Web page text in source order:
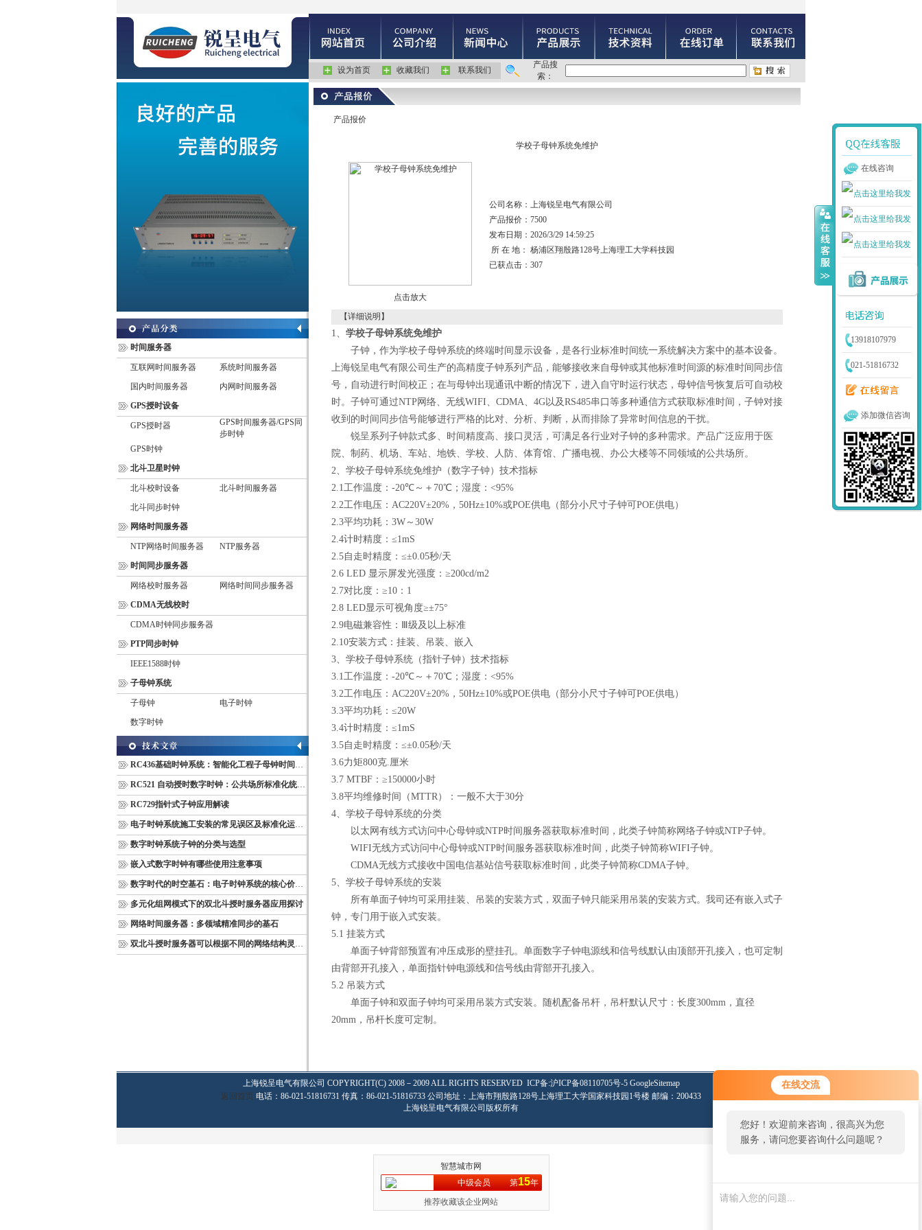
在线交流
您好！欢迎前来咨询，很高兴为您
服务，请问您要咨询什么问题呢？
设为首页 收藏我们 联系我们
产品搜
索：
时间服务器
互联网时间服务器
系统时间服务器
国内时间服务器
内网时间服务器
GPS授时设备
GPS授时器
GPS时间服务器/GPS同
步时钟
GPS时钟
北斗卫星时钟
北斗校时设备
北斗时间服务器
北斗同步时钟
网络时间服务器
NTP网络时间服务器
NTP服务器
时间同步服务器
网络校时服务器
网络时间同步服务器
CDMA无线校时
CDMA时钟同步服务器
PTP同步时钟
IEEE1588时钟
子母钟系统
子母钟
电子时钟
数字时钟
RC436基础时钟系统：智能化工程子母钟时间同步配套设备
RC521 自动授时数字时钟：公共场所标准化统一计时终端
RC729指针式子钟应用解读
电子时钟系统施工安装的常见误区及标准化运维管理规范
数字时钟系统子钟的分类与选型
嵌入式数字时钟有哪些使用注意事项
数字时代的时空基石：电子时钟系统的核心价值与多维意义
多元化组网模式下的双北斗授时服务器应用探讨
网络时间服务器：多领域精准同步的基石
双北斗授时服务器可以根据不同的网络结构灵活部署
产品报价
学校子母钟系统免维护
点击放大
公司名称： 上海锐呈电气有限公司
产品报价： 7500
发布日期： 2026/3/29 14:59:25
所 在 地： 杨浦区翔殷路128号上海理工大学科技园
已获点击： 307
【详细说明】
1、 学校子母钟系统免维护
子钟，作为学校子母钟系统的终端时间显示设备，是各行业标准时间统一系统解决方案中的基本设备。
上海锐呈电气有限公司生产的高精度子钟系列产品，能够接收来自母钟或其他标准时间源的标准时间同步信
号，自动进行时间校正；在与母钟出现通讯中断的情况下，进入自守时运行状态，母钟信号恢复后可自动校
时。子钟可通过NTP网络、无线WIFI、 CDMA、 4G以及RS485串口等多种通信方式获取标准时间，子钟对接
收到的时间同步信号能够进行严格的比对、分析、判断，从而排除了异常时间信息的干扰。
锐呈系列子钟款式多、时间精度高、接口灵活，可满足各行业对子钟的多种需求。产品广泛应用于医
院、制药、机场、车站、地铁、学校、人防、体育馆、广播电视、办公大楼等不同领域的公共场所。
2、学校子母钟系统免维护 （数字子钟） 技术指标
2.1工作温度： -20℃～＋ 70℃；湿度： <95%
2.2工作电压： AC220V±20% ， 50Hz±10%或POE供电（部分小尺寸子钟可POE供电）
2.3平均功耗： 3W ～ 30W
2.4计时精度： ≤1mS
2.5自走时精度：≤±0.05秒/天
2.6 LED 显示屏发光强度： ≥200cd/m2
2.7对比度： ≥10 ： 1
2.8 LED显示可视角度≥±75°
2.9电磁兼容性：Ⅲ级及以上标准
2.10安装方式：挂装、吊装、嵌入
3、学校子母钟系统（指针子钟） 技术指标
3.1工作温度： -20℃～＋ 70℃；湿度： <95%
3.2工作电压： AC220V±20% ， 50Hz±10%或POE供电（部分小尺寸子钟可POE供电）
3.3平均功耗：≤20W
3.4计时精度： ≤1mS
3.5自走时精度： ≤±0.05秒/天
3.6力矩800克.厘米
3.7 MTBF ： ≥150000小时
3.8平均维修时间（MTTR）：一般不大于30分
4、学校子母钟系统的分类
以太网有线方式访问中心母钟或NTP时间服务器获取标准时间，此类子钟简称网络子钟或NTP子钟。
WIFI无线方式访问中心母钟或NTP时间服务器获取标准时间，此类子钟简称WIFI子钟。
CDMA无线方式接收中国电信基站信号获取标准时间，此类子钟简称CDMA子钟。
5、学校子母钟系统的安装
所有单面子钟均可采用挂装、吊装的安装方式，双面子钟只能采用 吊装的安装方式。我司还有嵌入式子
钟，专门用于嵌入式安装。
5.1 挂装方式
单面子钟背部预置有冲压成形的壁挂孔。单面数字子钟电源线和信号线默认由顶部开孔接入，也可定制
由背部开孔接入，单面指针钟电源线和信号线由背部开孔接入。
5.2 吊装方式
单面子钟和双面子钟均可采用吊装方式安装。随机配备吊杆，吊杆默认尺寸：长度300mm ，直径
20mm ，吊杆长度可定制。
上海锐呈电气有限公司 COPYRIGHT(C) 2008－2009 ALL RIGHTS RESERVED ICP备:沪ICP备08110705号-5 GoogleSitemap
返回首页 电话：86-021-51816731 传真：86-021-51816733 公司地址：上海市翔殷路128号上海理工大学国家科技园1号楼 邮编：200433
上海锐呈电气有限公司版权所有
在线咨询
13918107979
021-51816732
添加微信咨询
智慧城市网
中级会员
第15年
推荐收藏该企业网站